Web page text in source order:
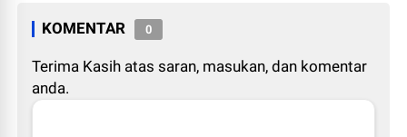
KOMENTAR 0
Terima Kasih atas saran, masukan, dan komentar
anda.